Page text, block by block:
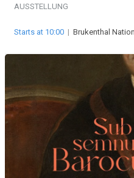
AUSSTELLUNG
Starts at 10:00 | Brukenthal